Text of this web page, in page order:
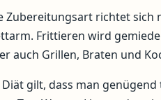
Zubereitungsart richtet sich
Frittieren wird
auch Grillen, Braten und
Diät gilt, dass man